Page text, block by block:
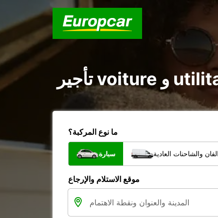
ما نوع المركبة؟
سيارة والشاحنات العادية
موقع الاستلام والإرجاع